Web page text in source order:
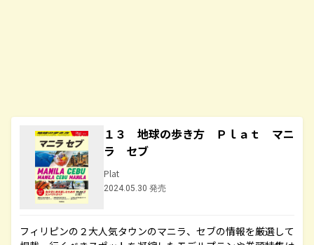
１３ 地球の歩き方 Ｐｌａｔ マニ
ラ セブ
Plat
2024.05.30 発売
フィリピンの２大人気タウンのマニラ、セブの情報を厳選して